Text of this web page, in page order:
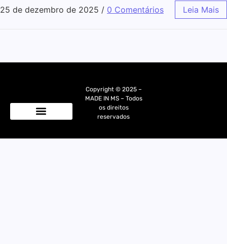
25 de dezembro de 2025 / 0 Comentários Leia Mais
Copyright © 2025 –
MADE IN MS – Todos
os direitos
reservados